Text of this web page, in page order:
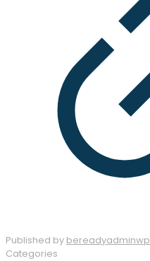
Published by bereadyadminwp
Categories